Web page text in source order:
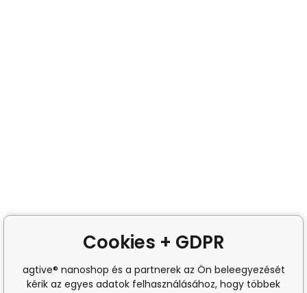
Cookies + GDPR
agtive® nanoshop és a partnerek az Ön beleegyezését
kérik az egyes adatok felhasználásához, hogy többek